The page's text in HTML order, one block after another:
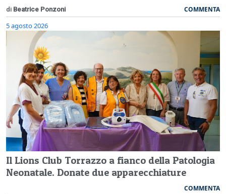
di Beatrice Ponzoni COMMENTA
5 agosto 2026
Il Lions Club Torrazzo a fianco della Patologia
Neonatale. Donate due apparecchiature
COMMENTA